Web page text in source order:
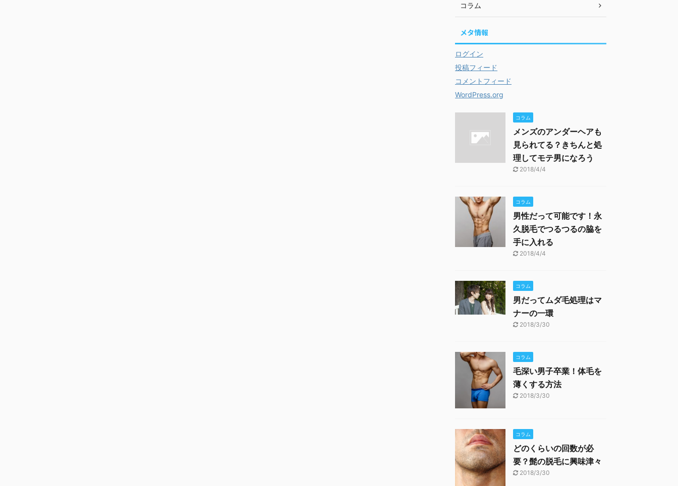
コラム
メタ情報
ログイン
投稿フィード
コメントフィード
WordPress.org
コラム
メンズのアンダーヘアも
見られてる？きちんと処
理してモテ男になろう
2018/4/4
コラム
男性だって可能です！永
久脱毛でつるつるの脇を
手に入れる
2018/4/4
コラム
男だってムダ毛処理はマ
ナーの一環
2018/3/30
コラム
毛深い男子卒業！体毛を
薄くする方法
2018/3/30
コラム
どのくらいの回数が必
要？髭の脱毛に興味津々
2018/3/30